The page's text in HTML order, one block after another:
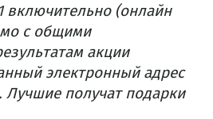
включительно (онлайн
с общими
акции
электронный адрес
Лучшие получат подарки